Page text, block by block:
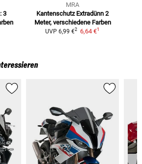
3
MRA
Kantenschutz Extradünn 2
Meter, verschiedene Farben
UVP 6,99 €2 6,64 €1